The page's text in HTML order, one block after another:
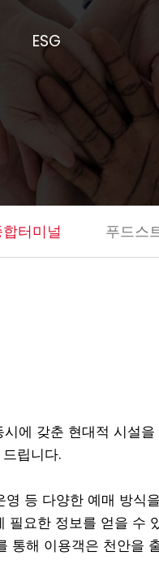
ESG
터미널 푸드스
에 갖춘 현대적 시설
립니다.
등 다양한 예매 방식
요한 정보를 얻을 수
통해 이용객은 천안을